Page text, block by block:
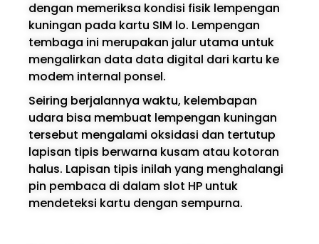
dengan memeriksa kondisi fisik lempengan
kuningan pada kartu SIM lo. Lempengan
tembaga ini merupakan jalur utama untuk
mengalirkan data data digital dari kartu ke
modem internal ponsel.
Seiring berjalannya waktu, kelembapan
udara bisa membuat lempengan kuningan
tersebut mengalami oksidasi dan tertutup
lapisan tipis berwarna kusam atau kotoran
halus. Lapisan tipis inilah yang menghalangi
pin pembaca di dalam slot HP untuk
mendeteksi kartu dengan sempurna.